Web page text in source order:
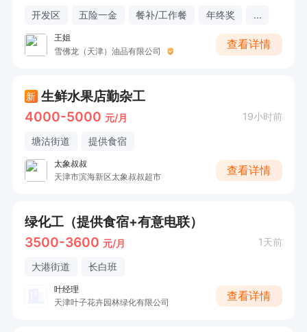
开发区 五险一金 餐补/工作餐 年终奖 ...
王姐
雪佛龙（天津）油品有限公司
查看详情
新 生鲜水果店勤杂工
4000-5000 元/月 19小时前
塘沽街道 提供食宿
太象叔叔
天津市滨海新区太象叔叔超市
查看详情
绿化工（提供食宿+有意电联）
3500-3600 元/月 1天前
大港街道 长白班
叶经理
天津叶子花卉园林绿化有限公司
查看详情